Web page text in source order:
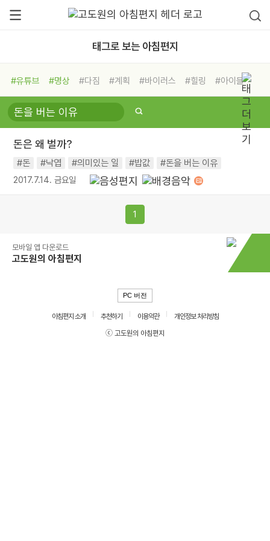
태그로 보는 아침편지
#유튜브 #명상 #다짐 #계획 #바이러스 #힐링
#아이들
#비전캠프
#독서캠프 #삶
#희망
#나눔 #친구 #링컨학교
#독서
#건강 #면역력
돈은 왜 벌까?
#돈 #낙엽 #의미있는 일 #밥값 #돈을 버는 이유
2017.7.14. 금요일
1
모바일 앱 다운로드
고도원의 아침편지
PC 버전
아침편지 소개 추천하기 이용약관
개인정보 처리방침
ⓒ 고도원의 아침편지